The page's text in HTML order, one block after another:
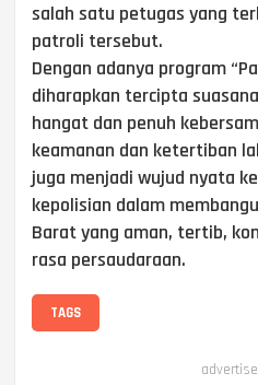
salah satu petugas yang
patroli tersebut.
Dengan adanya program
diharapkan tercipta
hangat dan penuh
keamanan dan ketertiban
juga menjadi wujud nyata
kepolisian dalam
Barat yang aman, tertib,
rasa persaudaraan.
TAGS